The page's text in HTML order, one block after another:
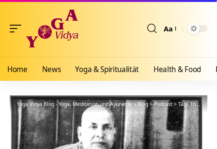
Aa
Home News Yoga & Spiritualität Health & Food
Yoga Vidya Blog - Yoga, Meditation und Ayurveda>Blog >Podcast> Tägl. Inspiration